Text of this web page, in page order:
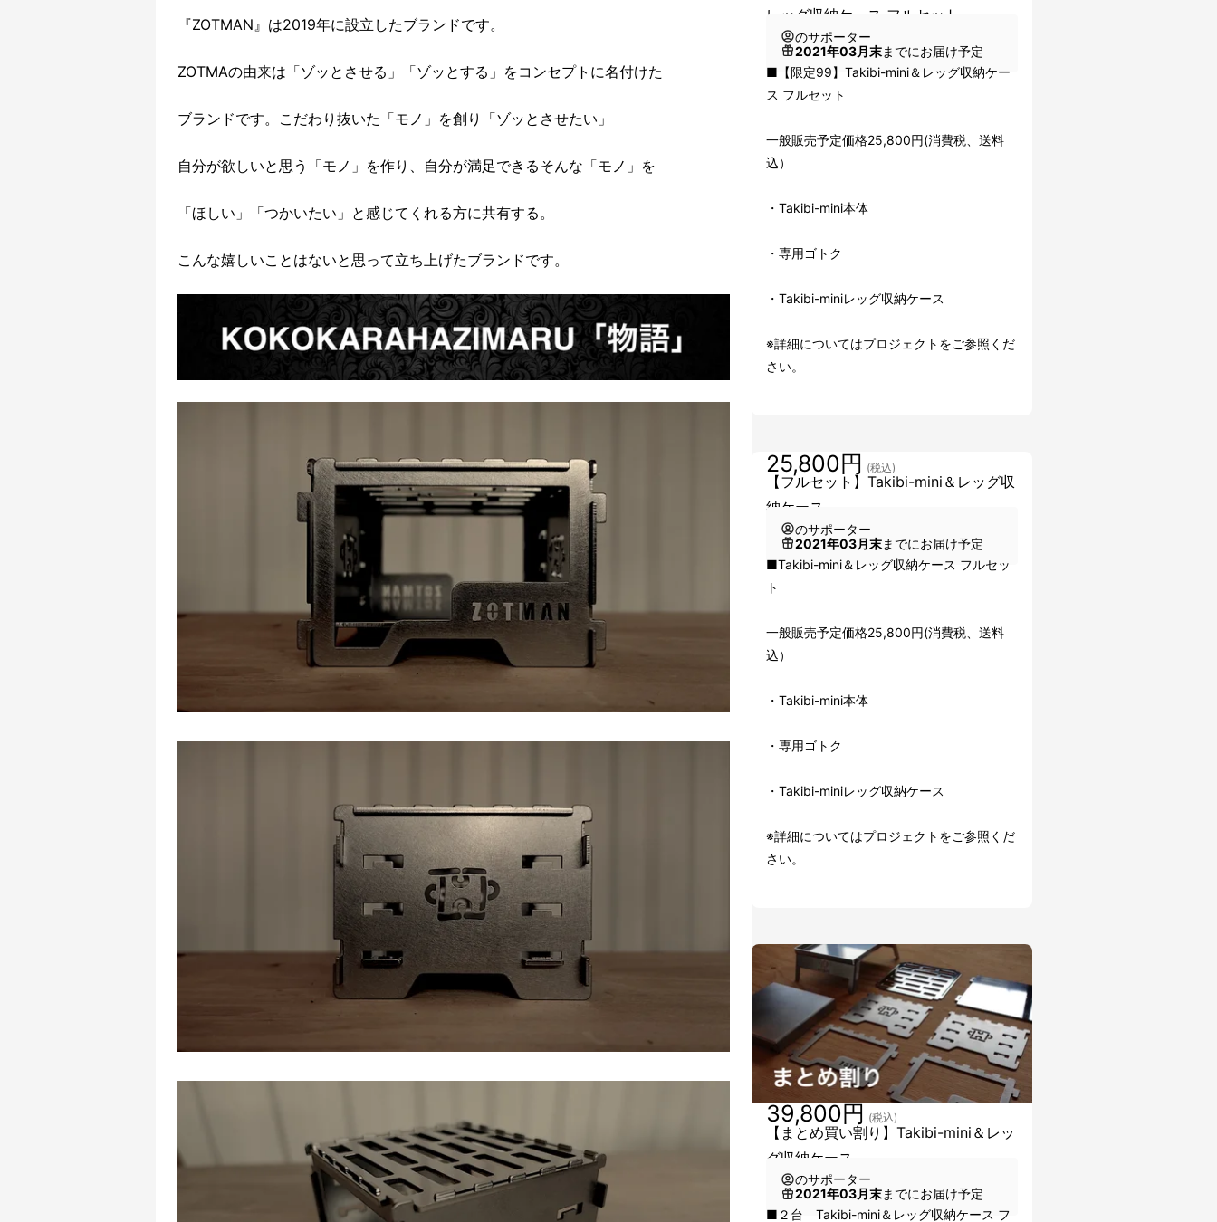
『ZOTMAN』は2019年に設立したブランドです。
ZOTMAの由来は「ゾッとさせる」「ゾッとする」をコンセプトに名付けた
ブランドです。こだわり抜いた「モノ」を創り「ゾッとさせたい」
自分が欲しいと思う「モノ」を作り、自分が満足できるそんな「モノ」を
「ほしい」「つかいたい」と感じてくれる方に共有する。
こんな嬉しいことはないと思って立ち上げたブランドです。
レッグ収納ケース フルセット
のサポーター
2021年03月末までにお届け予定
■【限定99】Takibi-mini＆レッグ収納ケー
ス フルセット
一般販売予定価格25,800円(消費税、送料
込）
・Takibi-mini本体
・専用ゴトク
・Takibi-miniレッグ収納ケース
※詳細についてはプロジェクトをご参照くだ
さい。
【フルセット】Takibi-mini＆レッグ収
納ケース
25,800円 (税込)
のサポーター
2021年03月末までにお届け予定
■Takibi-mini＆レッグ収納ケース フルセッ
ト
一般販売予定価格25,800円(消費税、送料
込）
・Takibi-mini本体
・専用ゴトク
・Takibi-miniレッグ収納ケース
※詳細についてはプロジェクトをご参照くだ
さい。
【まとめ買い割り】Takibi-mini＆レッ
グ収納ケース
39,800円 (税込)
のサポーター
2021年03月末までにお届け予定
■２台 Takibi-mini＆レッグ収納ケース フ